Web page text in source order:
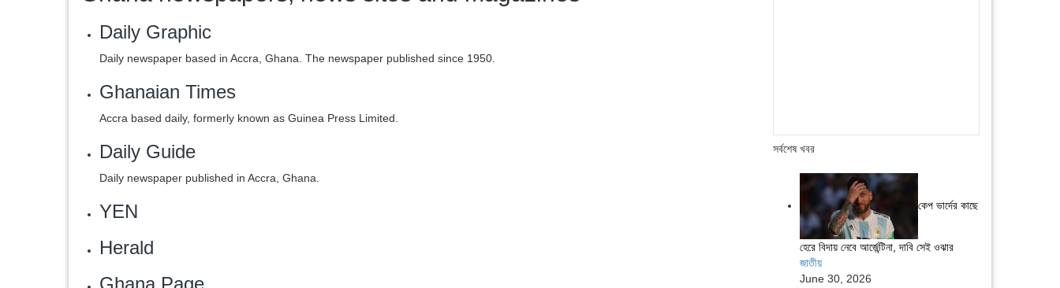
Daily Graphic
Daily newspaper based in Accra, Ghana. The newspaper published since 1950.
Ghanaian Times
Accra based daily, formerly known as Guinea Press Limited.
Daily Guide
Daily newspaper published in Accra, Ghana.
YEN
Herald
Ghana Page
সর্বশেষ খবর
কেপ ভার্দের কাছে
হেরে বিদায় নেবে আর্জেন্টিনা, দাবি সেই ওঝার
জাতীয়
June 30, 2026